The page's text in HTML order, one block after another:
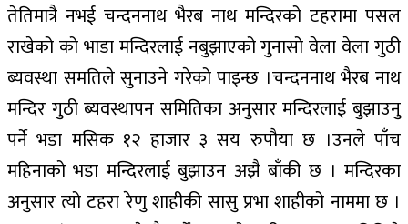
तेतिमात्रै नभई चन्दननाथ भैरब नाथ मन्दिरको टहरामा पसल
राखेको को भाडा मन्दिरलाई नबुझाएको गुनासो वेला वेला गुठी
ब्यवस्था समतिले सुनाउने गरेको पाइन्छ ।चन्दननाथ भैरब नाथ
मन्दिर गुठी ब्यवस्थापन समितिका अनुसार मन्दिरलाई बुझाउनु
पर्ने भडा मसिक १२ हाजार ३ सय रुपौया छ ।उनले पाँच
महिनाको भडा मन्दिरलाई बुझाउन अझै बाँकी छ । मन्दिरका
अनुसार त्यो टहरा रेणु शाहीकी सासु प्रभा शाहीको नाममा छ ।